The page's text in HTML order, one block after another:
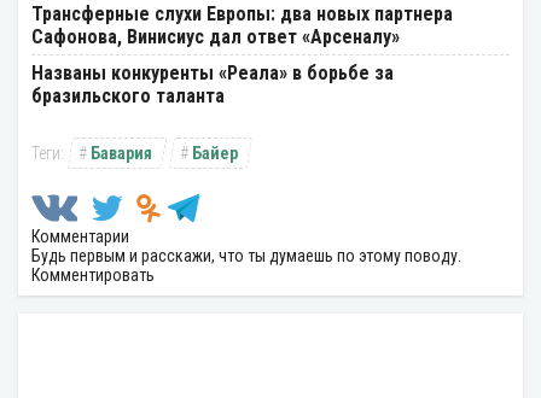
Трансферные слухи Европы: два новых партнера
Сафонова, Винисиус дал ответ «Арсеналу»
Названы конкуренты «Реала» в борьбе за
бразильского таланта
Бавария Байер
Комментарии
Будь первым и расскажи, что ты думаешь по этому поводу.
Комментировать